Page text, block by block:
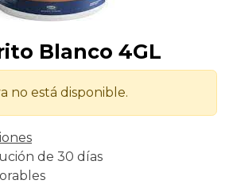
Blanco 4GL
no está disponible.
de 30 días